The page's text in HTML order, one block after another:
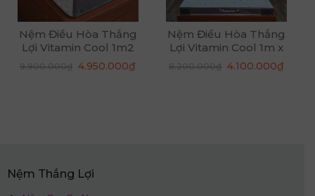
Nệm Điều Hòa Thắng
Lợi Vitamin Cool 1m2
x 2m x 15cm
9.900.000₫ Giá
4.950.000₫
Nệm Điều Hòa Thắng
Lợi Vitamin Cool 1m x
2m x 10cm
8.200.000₫ Giá
4.100.000₫
Nệm Thắng Lợi